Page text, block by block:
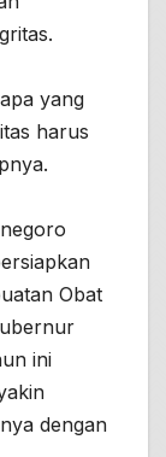
yang
harus
Obat
ini
dengan